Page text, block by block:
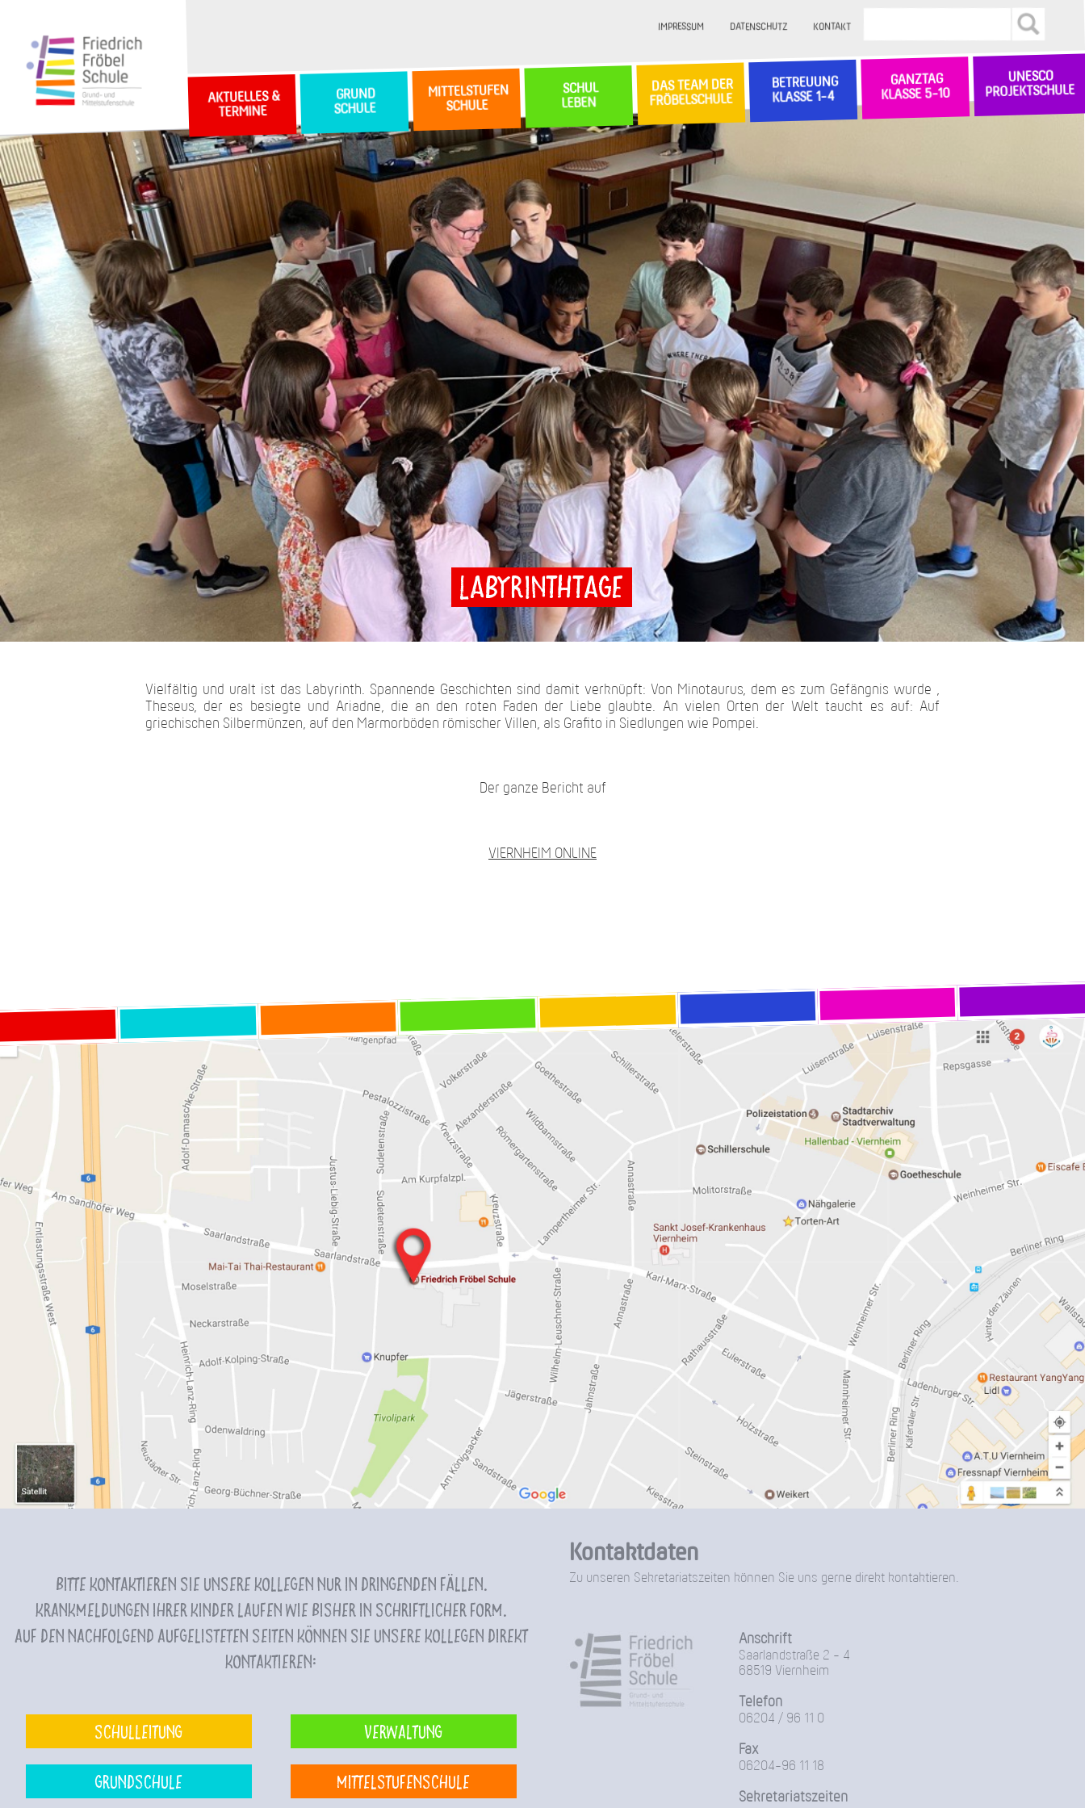
IMPRESSUM DATENSCHUTZ KONTAKT
AKTUELLES &
TERMINE
GRUND
SCHULE
MITTELSTUFEN
SCHULE
SCHUL
LEBEN
DAS TEAM DER
FRÖBELSCHULE
BETREUUNG
KLASSE 1-4
GANZTAG
KLASSE 5-10
UNESCO
PROJEKTSCHULE
Labyrinthtage
Vielfältig und uralt ist das Labyrinth. Spannende Geschichten sind damit verknüpft: Von Minotaurus, dem es zum Gefängnis wurde ,
Theseus, der es besiegte und Ariadne, die an den roten Faden der Liebe glaubte. An vielen Orten der Welt taucht es auf: Auf
griechischen Silbermünzen, auf den Marmorböden römischer Villen, als Grafito in Siedlungen wie Pompei.
Der ganze Bericht auf
VIERNHEIM ONLINE
Bitte kontaktieren Sie unsere Kollegen nur in dringenden Fällen.
Krankmeldungen Ihrer Kinder laufen wie bisher in schriftlicher Form.
Auf den nachfolgend aufgelisteten Seiten können Sie unsere Kollegen direkt
kontaktieren:
Schulleitung Verwaltung
Grundschule Mittelstufenschule
Kontaktdaten
Zu unseren Sekretariatszeiten können Sie uns gerne direkt kontaktieren.
Anschrift
Saarlandstraße 2 - 4
68519 Viernheim
Telefon
06204 / 96 11 0
Fax
06204-96 11 18
Sekretariatszeiten